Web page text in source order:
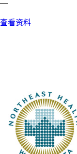
—
查看资料